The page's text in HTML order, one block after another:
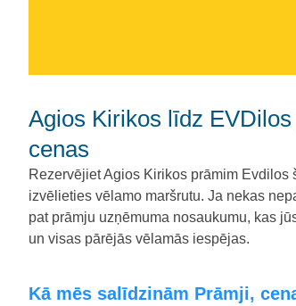
Agios Kirikos līdz EVDilos prāmjiem. Salīdziniet prāmjus, laikus un
cenas
Rezervējiet Agios Kirikos prāmim
izvēlieties vēlamo maršrutu. Ja nekas
pat prāmju uzņēmuma nosaukumu, kas
un visas pārējās vēlamās iespējas.
Kā mēs salīdzinām Prāmji,